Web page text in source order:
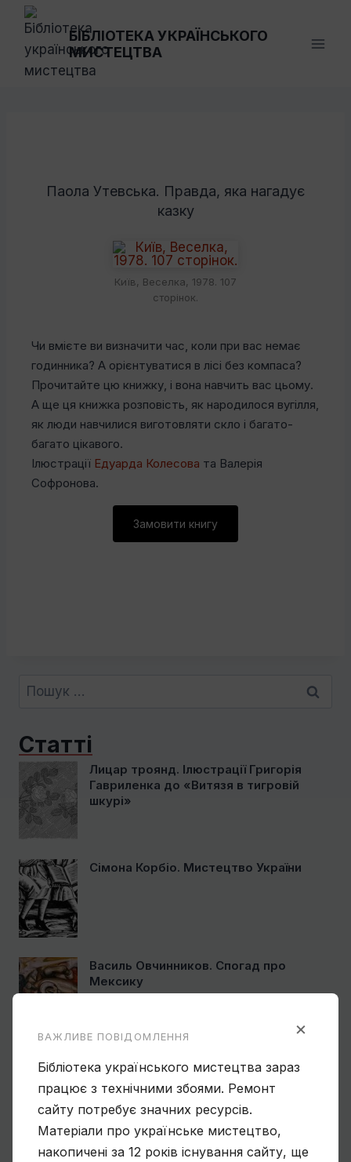
Перейти
вмісту
БІБЛІОТЕКА УКРАЇНСЬКОГО
МИСТЕЦТВА
Паола Утевська. Правда, яка нагадує
казку
Київ, Веселка, 1978. 107
сторінок.
Чи вмієте ви визначити час, коли при вас немає
годинника? А орієнтуватися в лісі без компаса?
Прочитайте цю книжку, і вона навчить вас цьому.
А ще ця книжка розповість, як народилося вугілля,
як люди навчилися виготовляти скло і багато-
багато цікавого.
Ілюстрації Едуарда Колесова та Валерія
Софронова.
Замовити книгу
Пошук:
Статті
Лицар троянд. Ілюстрації Григорія
Гавриленка до «Витязя в тигровій
шкурі»
Сімона Корбіо. Мистецтво України
Василь Овчинников. Спогад про
Мексику
Ще один учень Нарбута і його
«Енеїда»
×
ВАЖЛИВЕ ПОВІДОМЛЕННЯ
Бібліотека українського мистецтва зараз
працює з технічними збоями. Ремонт
сайту потребує значних ресурсів.
Матеріали про українське мистецтво,
накопичені за 12 років існування сайту, ще